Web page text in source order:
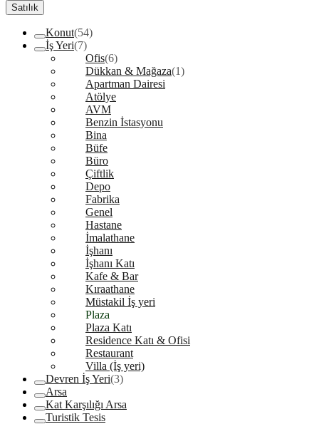
Satılık
Konut(54)
İş Yeri(7)
Ofis(6)
Dükkan & Mağaza(1)
Apartman Dairesi
Atölye
AVM
Benzin İstasyonu
Bina
Büfe
Büro
Çiftlik
Depo
Fabrika
Genel
Hastane
İmalathane
İşhanı
İşhanı Katı
Kafe & Bar
Kıraathane
Müstakil İş yeri
Plaza
Plaza Katı
Residence Katı & Ofisi
Restaurant
Villa (İş yeri)
Devren İş Yeri(3)
Arsa
Kat Karşılığı Arsa
Turistik Tesis